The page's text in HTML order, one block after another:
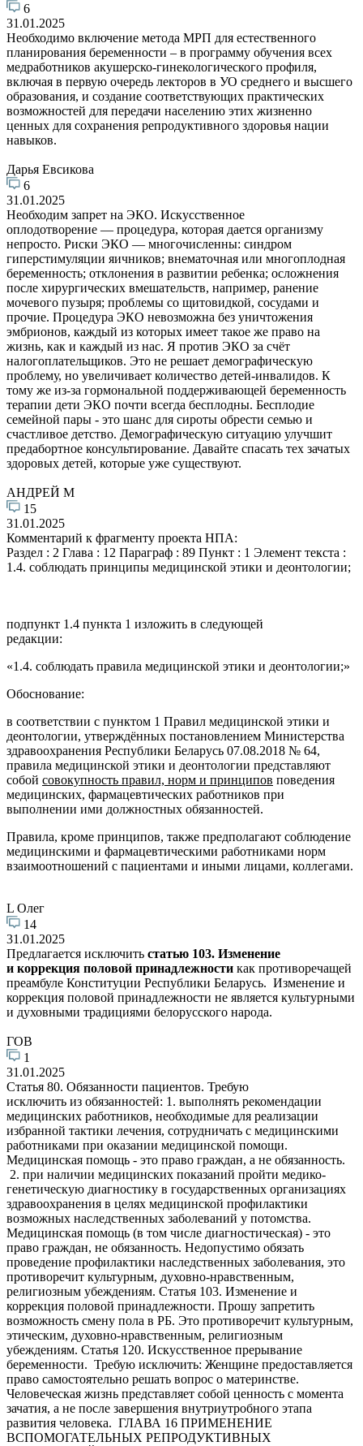
6
31.01.2025
Необходимо включение метода МРП для естественного
планирования беременности – в программу обучения всех
медработников акушерско-гинекологического профиля,
включая в первую очередь лекторов в УО среднего и высшего
образования, и создание соответствующих практических
возможностей для передачи населению этих жизненно
ценных для сохранения репродуктивного здоровья нации
навыков.
Дарья Евсикова
6
31.01.2025
Необходим запрет на ЭКО. Искусственное
оплодотворение — процедура, которая дается организму
непросто. Риски ЭКО — многочисленны: синдром
гиперстимуляции яичников; внематочная или многоплодная
беременность; отклонения в развитии ребенка; осложнения
после хирургических вмешательств, например, ранение
мочевого пузыря; проблемы со щитовидкой, сосудами и
прочие. Процедура ЭКО невозможна без уничтожения
эмбрионов, каждый из которых имеет такое же право на
жизнь, как и каждый из нас. Я против ЭКО за счёт
налогоплательщиков. Это не решает демографическую
проблему, но увеличивает количество детей-инвалидов. К
тому же из-за гормональной поддерживающей беременность
терапии дети ЭКО почти всегда бесплодны. Бесплодие
семейной пары - это шанс для сироты обрести семью и
счастливое детство. Демографическую ситуацию улучшит
предабортное консультирование. Давайте спасать тех зачатых
здоровых детей, которые уже существуют.
АНДРЕЙ М
15
31.01.2025
Комментарий к фрагменту проекта НПА:
Раздел : 2 Глава : 12 Параграф : 89 Пункт : 1 Элемент текста :
1.4. соблюдать принципы медицинской этики и деонтологии;
подпункт 1.4 пункта 1 изложить в следующей
редакции:
«1.4. соблюдать правила медицинской этики и деонтологии;»
Обоснование:
в соответствии с пунктом 1 Правил медицинской этики и
деонтологии, утверждённых постановлением Министерства
здравоохранения Республики Беларусь 07.08.2018 № 64,
правила медицинской этики и деонтологии представляют
собой совокупность правил, норм и принципов поведения
медицинских, фармацевтических работников при
выполнении ими должностных обязанностей.
Правила, кроме принципов, также предполагают соблюдение
медицинскими и фармацевтическими работниками норм
взаимоотношений с пациентами и иными лицами, коллегами.
L Олег
14
31.01.2025
Предлагается исключить статью 103. Изменение
и коррекция половой принадлежности как противоречащей
преамбуле Конституции Республики Беларусь. Изменение и
коррекция половой принадлежности не является культурными
и духовными традициями белорусского народа.
ГОВ
1
31.01.2025
Статья 80. Обязанности пациентов. Требую
исключить из обязанностей: 1. выполнять рекомендации
медицинских работников, необходимые для реализации
избранной тактики лечения, сотрудничать с медицинскими
работниками при оказании медицинской помощи.
Медицинская помощь - это право граждан, а не обязанность.
2. при наличии медицинских показаний пройти медико-
генетическую диагностику в государственных организациях
здравоохранения в целях медицинской профилактики
возможных наследственных заболеваний у потомства.
Медицинская помощь (в том числе диагностическая) - это
право граждан, не обязанность. Недопустимо обязать
проведение профилактики наследственных заболевания, это
противоречит культурным, духовно-нравственным,
религиозным убеждениям. Статья 103. Изменение и
коррекция половой принадлежности. Прошу запретить
возможность смену пола в РБ. Это противоречит культурным,
этическим, духовно-нравственным, религиозным
убеждениям. Статья 120. Искусственное прерывание
беременности. Требую исключить: Женщине предоставляется
право самостоятельно решать вопрос о материнстве.
Человеческая жизнь представляет собой ценность с момента
зачатия, а не после завершения внутриутробного этапа
развития человека. ГЛАВА 16 ПРИМЕНЕНИЕ
ВСПОМОГАТЕЛЬНЫХ РЕПРОДУКТИВНЫХ